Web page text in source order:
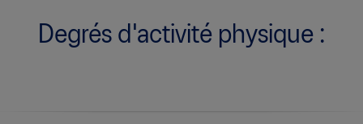
Degrés d'activité physique :